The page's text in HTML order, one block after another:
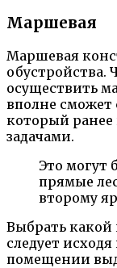
Маршевая
Маршевая
обустройства.
осуществить
вполне сможет
который ранее
задачами.
Это могут
прямые
второму
Выбрать какой
следует
помещении